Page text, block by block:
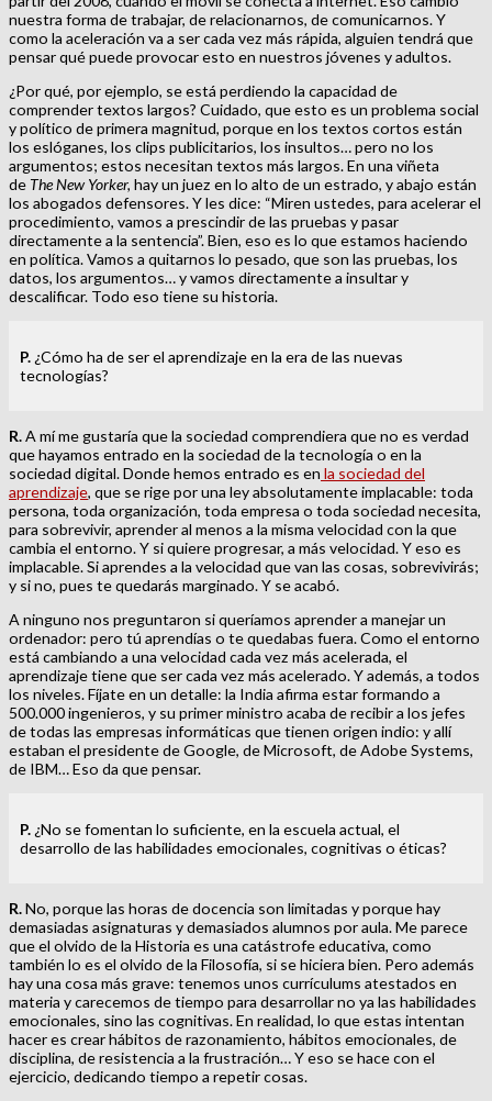
nuestra forma de trabajar, de relacionarnos, de comunicarnos. Y
como la aceleración va a ser cada vez más rápida, alguien tendrá que
pensar qué puede provocar esto en nuestros jóvenes y adultos.
¿Por qué, por ejemplo, se está perdiendo la capacidad de
comprender textos largos? Cuidado, que esto es un problema social
y político de primera magnitud, porque en los textos cortos están
los eslóganes, los clips publicitarios, los insultos… pero no los
argumentos; estos necesitan textos más largos. En una viñeta
de The New Yorker, hay un juez en lo alto de un estrado, y abajo están
los abogados defensores. Y les dice: “Miren ustedes, para acelerar el
procedimiento, vamos a prescindir de las pruebas y pasar
directamente a la sentencia”. Bien, eso es lo que estamos haciendo
en política. Vamos a quitarnos lo pesado, que son las pruebas, los
datos, los argumentos… y vamos directamente a insultar y
descalificar. Todo eso tiene su historia.
P. ¿Cómo ha de ser el aprendizaje en la era de las nuevas
tecnologías?
R.A mí me gustaría que la sociedad comprendiera que no es verdad
que hayamos entrado en la sociedad de la tecnología o en la
sociedad digital. Donde hemos entrado es en la sociedad del
aprendizaje, que se rige por una ley absolutamente implacable: toda
persona, toda organización, toda empresa o toda sociedad necesita,
para sobrevivir, aprender al menos a la misma velocidad con la que
cambia el entorno. Y si quiere progresar, a más velocidad. Y eso es
implacable. Si aprendes a la velocidad que van las cosas, sobrevivirás;
y si no, pues te quedarás marginado. Y se acabó.
A ninguno nos preguntaron si queríamos aprender a manejar un
ordenador: pero tú aprendías o te quedabas fuera. Como el entorno
está cambiando a una velocidad cada vez más acelerada, el
aprendizaje tiene que ser cada vez más acelerado. Y además, a todos
los niveles. Fíjate en un detalle: la India afirma estar formando a
500.000 ingenieros, y su primer ministro acaba de recibir a los jefes
de todas las empresas informáticas que tienen origen indio: y allí
estaban el presidente de Google, de Microsoft, de Adobe Systems,
de IBM… Eso da que pensar.
P. ¿No se fomentan lo suficiente, en la escuela actual, el
desarrollo de las habilidades emocionales, cognitivas o éticas?
R.No, porque las horas de docencia son limitadas y porque hay
demasiadas asignaturas y demasiados alumnos por aula. Me parece
que el olvido de la Historia es una catástrofe educativa, como
también lo es el olvido de la Filosofía, si se hiciera bien. Pero además
hay una cosa más grave: tenemos unos currículums atestados en
materia y carecemos de tiempo para desarrollar no ya las habilidades
emocionales, sino las cognitivas. En realidad, lo que estas intentan
hacer es crear hábitos de razonamiento, hábitos emocionales, de
disciplina, de resistencia a la frustración… Y eso se hace con el
ejercicio, dedicando tiempo a repetir cosas.